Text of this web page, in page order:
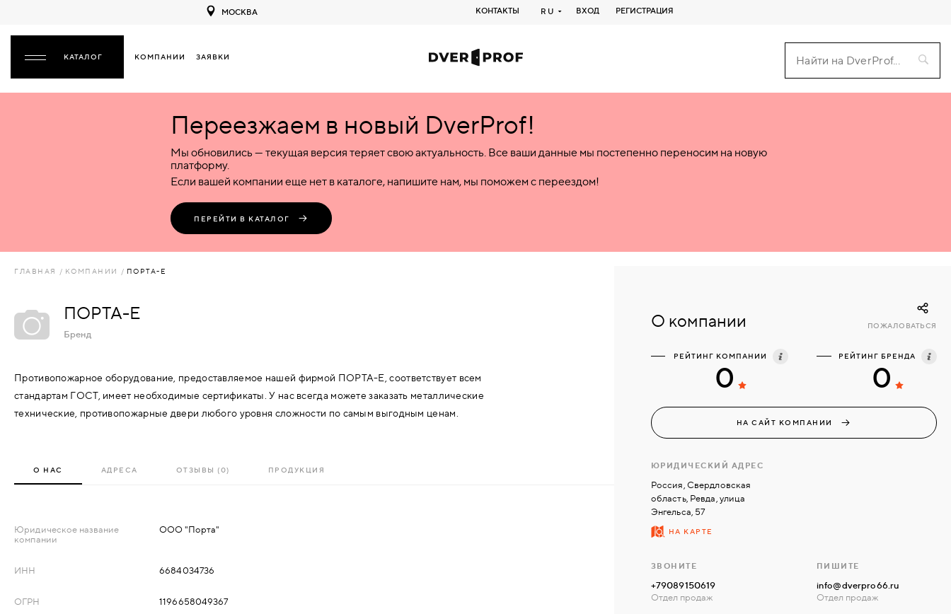
МОСКВА КОНТАКТЫ RU ВХОД РЕГИСТРАЦИЯ
КОМПАНИИ ЗАЯВКИ
НАЗАД
ПЛАСТИКОВЫЕ
КОМБИНИРОВАННЫЕ
МЕТАЛЛИЧЕСКИЕ
ПЛАСТИКОВЫЕ
КОМБИНИРОВАННЫЕ
АКСЕССУАРЫ
КОМПЛЕКТУЮЩИЕ
СКУД И "УМНЫЙ
Межкомнатные
Деревянные
Пластиковые
Комбинированные
Входные
Металлические
Пластиковые
Стеклянные
Комбинированные
Специализированные
Металлические
Пластиковые
Стеклянные
Комбинированные
Переезжаем в новый DverProf!
Мы обновились — текущая версия теряет свою актуальность. Все ваши данные мы постепенно переносим на новую
платформу.
Если вашей компании еще нет в каталоге, напишите нам, мы поможем с переездом!
ПЕРЕЙТИ В КАТАЛОГ
ГЛАВНАЯ КОМПАНИИ ПОРТА-Е
ПОРТА-Е
Бренд
Противопожарное оборудование, предоставляемое нашей фирмой ПОРТА-Е, соответствует всем
стандартам ГОСТ, имеет необходимые сертификаты. У нас всегда можете заказать металлические
технические, противопожарные двери любого уровня сложности по самым выгодным ценам.
О НАС АДРЕСА ОТЗЫВЫ (0) ПРОДУКЦИЯ
Юридическое название
компании
ООО "Порта"
ИНН 6684034736
ОГРН 1196658049367
О компании ПОЖАЛОВАТЬСЯ
РЕЙТИНГ КОМПАНИИ
0
РЕЙТИНГ БРЕНДА
0
НА САЙТ КОМПАНИИ
ЮРИДИЧЕСКИЙ АДРЕС
Россия, Свердловская
область, Ревда, улица
Энгельса, 57
НА КАРТЕ
ЗВОНИТЕ
+79089150619
Отдел продаж
ПИШИТЕ
info@dverpro66.ru
Отдел продаж